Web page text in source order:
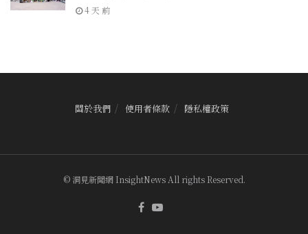
4 天 前
關於我們 使用者條款 隱私權政策
© 洞見新聞網 InsightNews All rights Reserved.